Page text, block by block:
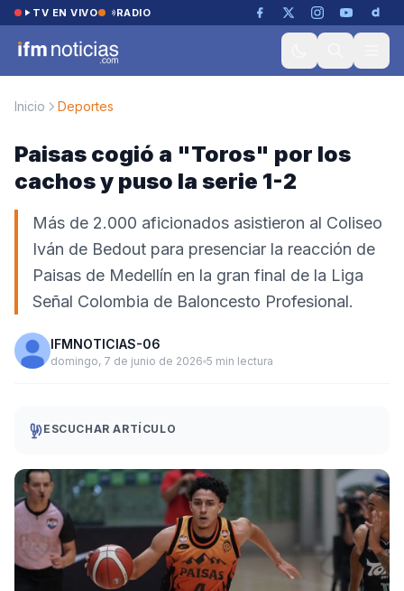
Saltar al contenido
TV EN VIVO RADIO
Inicio Deportes
Paisas cogió a "Toros" por los
cachos y puso la serie 1-2
Más de 2.000 aficionados asistieron al Coliseo
Iván de Bedout para presenciar la reacción de
Paisas de Medellín en la gran final de la Liga
Señal Colombia de Baloncesto Profesional.
IFMNOTICIAS-06
domingo, 7 de junio de 2026 5 min lectura
ESCUCHAR ARTÍCULO